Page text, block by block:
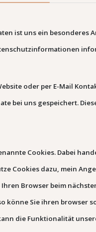
ist uns ein
oder per E-Mail
bei uns gespeichert.
Cookies. Dabei
Cookies dazu, mein
Browser beim
könne Sie ihren browser
die Funktionalität